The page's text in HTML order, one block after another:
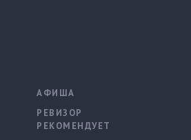
АФИША
РЕВИЗОР
РЕКОМЕНДУЕТ